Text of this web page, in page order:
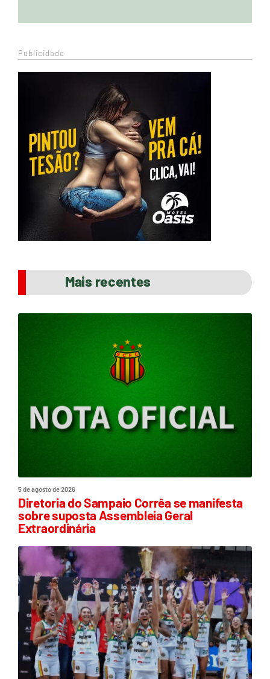
Publicidade
Mais recentes
5 de agosto de 2026
Diretoria do Sampaio Corrêa se manifesta
sobre suposta Assembleia Geral
Extraordinária